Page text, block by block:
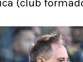
(club